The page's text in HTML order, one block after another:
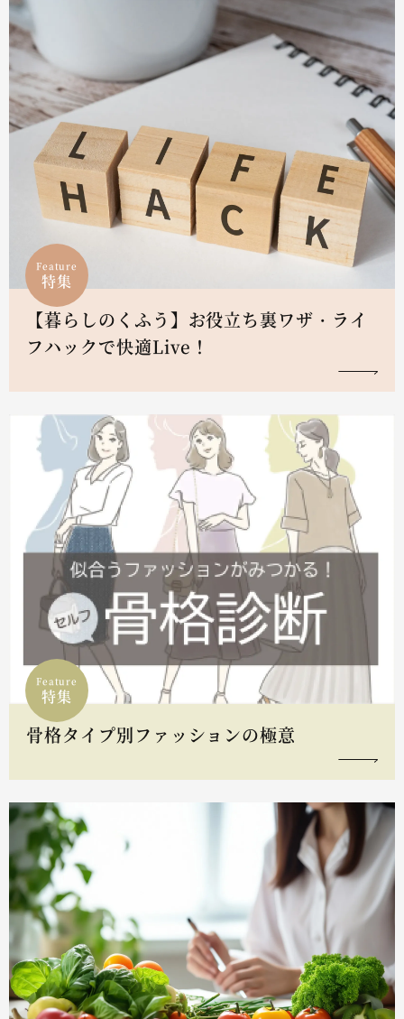
Feature
特集
【暮らしのくふう】お役立ち裏ワザ・ライ
フハックで快適Live！
Feature
特集
骨格タイプ別ファッションの極意